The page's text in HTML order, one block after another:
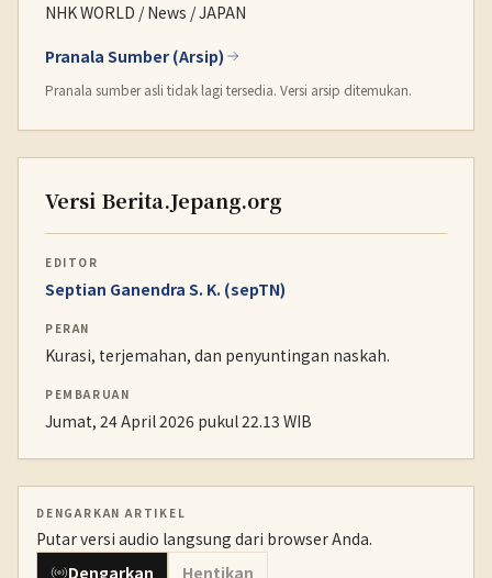
NHK WORLD / News / JAPAN
Pranala Sumber (Arsip)
Pranala sumber asli tidak lagi tersedia. Versi arsip ditemukan.
Versi Berita.Jepang.org
EDITOR
Septian Ganendra S. K. (sepTN)
PERAN
Kurasi, terjemahan, dan penyuntingan naskah.
PEMBARUAN
Jumat, 24 April 2026 pukul 22.13 WIB
DENGARKAN ARTIKEL
Putar versi audio langsung dari browser Anda.
Dengarkan
Hentikan